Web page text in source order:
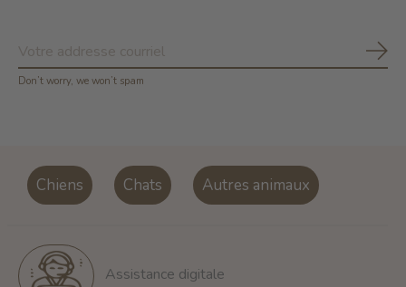
Don’t worry, we won’t spam
Chiens Chats Autres animaux
Assistance digitale